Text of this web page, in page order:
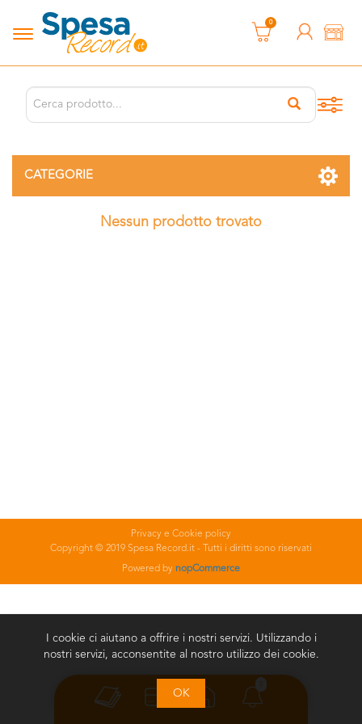
0
CATEGORIE
Nessun prodotto trovato
Privacy e Cookie policy
Copyright © 2019 Spesa Record.it - Tutti i diritti sono riservati
Powered by nopCommerce
I cookie ci aiutano a offrire i nostri servizi. Utilizzando i
nostri servizi, acconsentite al nostro utilizzo dei cookie.
OK